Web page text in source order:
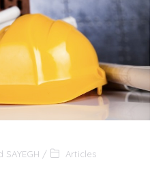
SAYEGH Articles